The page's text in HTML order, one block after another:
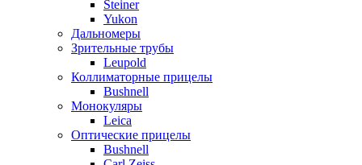
Steiner
Yukon
Дальномеры
Зрительные трубы
Leupold
Коллиматорные прицелы
Bushnell
Монокуляры
Leica
Оптические прицелы
Bushnell